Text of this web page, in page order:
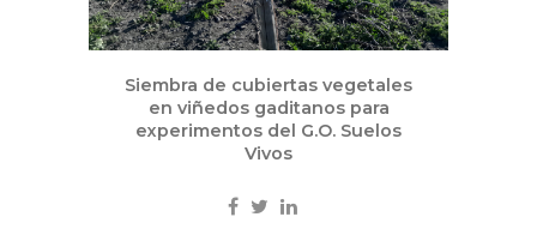
Siembra de cubiertas vegetales
en viñedos gaditanos para
experimentos del G.O. Suelos
Vivos